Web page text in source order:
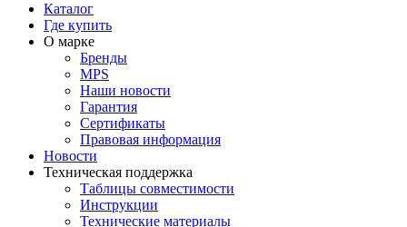
Каталог
Где купить
О марке
Бренды
MPS
Наши новости
Гарантия
Сертификаты
Правовая информация
Новости
Техническая поддержка
Таблицы совместимости
Инструкции
Технические материалы